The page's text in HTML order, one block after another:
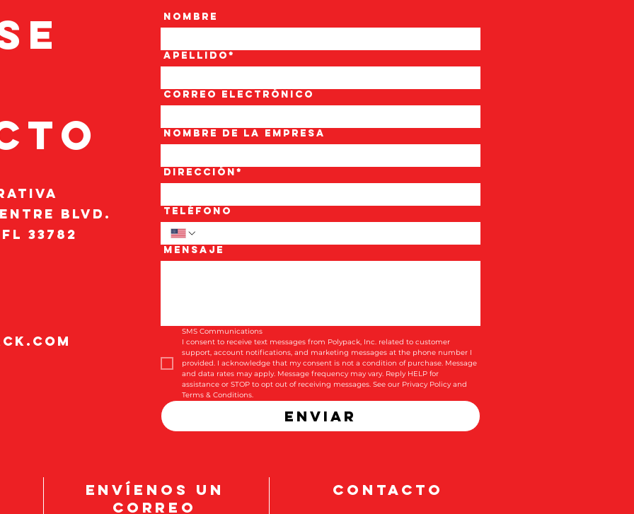
Blvd.
33782
Nombre
Apellido*
Correo electrónico
Nombre de la empresa
Dirección*
Teléfono
Mensaje
SMS Communications
I consent to receive text messages from Polypack, Inc. related to customer
support, account notifications, and marketing messages at the phone number I
provided. I acknowledge that my consent is not a condition of purchase. Message
and data rates may apply. Message frequency may vary. Reply HELP for
assistance or STOP to opt out of receiving messages. See our Privacy Policy and
Terms & Conditions.
Enviar
ENVÍENOS UN
CORREO
CONTACTO